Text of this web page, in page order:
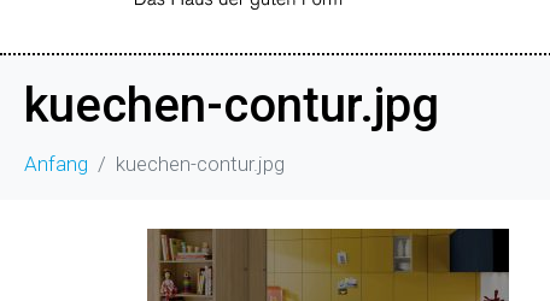
kuechen-contur.jpg
Anfang kuechen-contur.jpg